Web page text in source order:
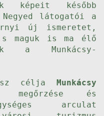
képeit később
látogatói a
új ismeretet,
s maguk is ma élő
a Munkácsy-
célja Munkácsy
megőrzése és
arculat